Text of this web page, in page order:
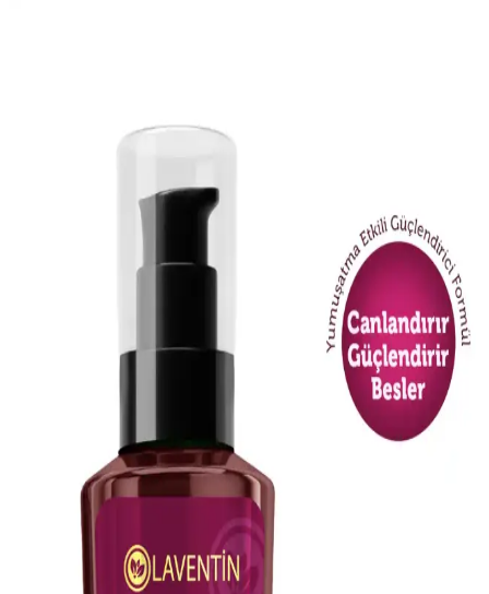
tipleriyle uyum sağlar, saç derisini rahatlatır ve günlük bakımda
pratik kullanım sunar.
Color Naturel 5.5 Koyu Akaju Saç Boyası Türkiye
Üretimi Kalıcı ve Doğal Tonlar
Color Naturel 5.5 Koyu Akaju, Türkiye üretimi, kalıcı ve yüksek
kapama özelliğiyle öne çıkan krem formunda saç boyasıdır. Doğal
içerikleriyle saçlara parlaklık ve sağlık kazandırır.
Dermokil Kil, Argan ve Bitkisel Keratan İçeren Saç
Maskesi: Doğal ve Güçlendirici Bakım Çözümü
Doğal içeriklerle formüle edilen Dermokil Kil, Argan ve Bitkisel
Keratan saç maskesi, tüm saç tiplerine uygun olup, saçlara güç,
parlaklık ve yumuşaklık sağlar, düzenli kullanımda saç sağlığını
L'Oréal Professionnel Absolut Repair Maske
Yıpranmış Saçlar İçin Yoğun Onarım Sağlar
Yıpranmış ve kimyasal işlemler görmüş saçlar için tasarlanan
L'Oréal Professionnel Absolut Repair maskesi, saçları derinlemesine